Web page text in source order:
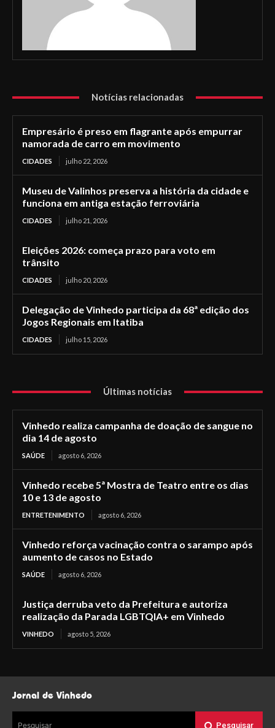
Notícias relacionadas
Empresário é preso em flagrante após empurrar
namorada de carro em movimento
CIDADES julho 22, 2026
Museu de Valinhos preserva a história da cidade e
funciona em antiga estação ferroviária
CIDADES julho 21, 2026
Eleições 2026: começa prazo para voto em
trânsito
CIDADES julho 20, 2026
Delegação de Vinhedo participa da 68ª edição dos
Jogos Regionais em Itatiba
CIDADES julho 15, 2026
Últimas notícias
Vinhedo realiza campanha de doação de sangue no
dia 14 de agosto
SAÚDE agosto 6, 2026
Vinhedo recebe 5ª Mostra de Teatro entre os dias
10 e 13 de agosto
ENTRETENIMENTO agosto 6, 2026
Vinhedo reforça vacinação contra o sarampo após
aumento de casos no Estado
SAÚDE agosto 6, 2026
Justiça derruba veto da Prefeitura e autoriza
realização da Parada LGBTQIA+ em Vinhedo
VINHEDO agosto 5, 2026
Jornal de Vinhedo
Pesquisar Pesquisar